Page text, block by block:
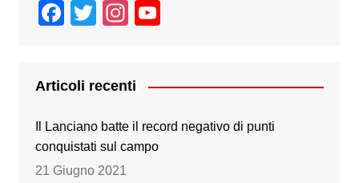
F
e
b
o
o
T
er
In
gr
a
m
T
u
Articoli recenti
Il Lanciano batte il record negativo di punti
conquistati sul campo
21 Giugno 2021